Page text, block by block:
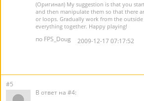
(Оригинал) My suggestion is that you
and then manipulate them so that there
or loops. Gradually work from the
everything together. Happy playing!
по FPS_Doug 2009-12-17 07:17:52
#5
В ответ на #4: